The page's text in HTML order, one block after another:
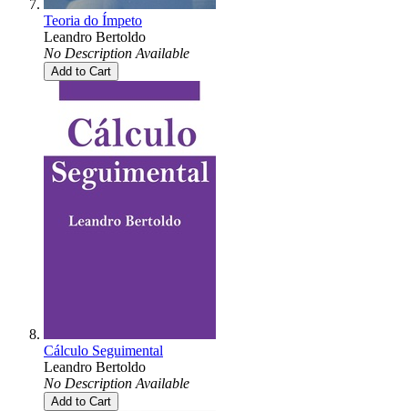
Teoria do Ímpeto
Leandro Bertoldo
No Description Available
Add to Cart
Cálculo Seguimental
Leandro Bertoldo
No Description Available
Add to Cart